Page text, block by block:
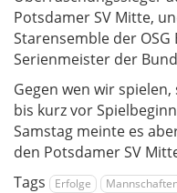
Potsdamer SV Mitte,
Starensemble der
Serienmeister der
Gegen wen wir
bis kurz vor
Samstag meinte es
den Potsdamer SV
Tags
Erfolge